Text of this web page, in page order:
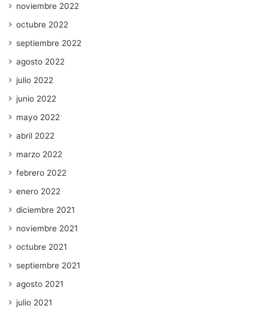
noviembre 2022
octubre 2022
septiembre 2022
agosto 2022
julio 2022
junio 2022
mayo 2022
abril 2022
marzo 2022
febrero 2022
enero 2022
diciembre 2021
noviembre 2021
octubre 2021
septiembre 2021
agosto 2021
julio 2021